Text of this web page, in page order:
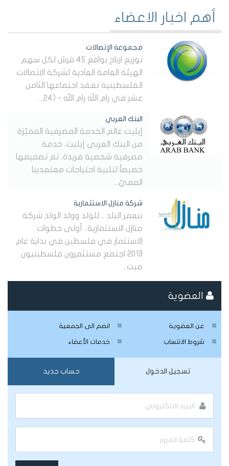
أهم اخبار الاعضاء
مجموعة الإتصالات
توزيع ارباح بواقع 45 قرش لكل سهم
الهيئة العامة العادية لشركة الاتصالات
الفلسطينية تعقد اجتماعها الثامن
عشر في رام الله رام الله - (24...
البنك العربي
إيليت عالم الخدمة المصرفية المميّزة
من البنك العربي إيليت، خدمة
مصرفية شخصية فريدة، تم تصميمها
خصيصاً لتلبية احتياجات معتمدينا
المميّ...
شركة منازل الاستثمارية
بنعمر البلد .. للولد وولد الولد شركة
منازل الاستثمارية.. أولى خطوات
الاستثمار في فلسطين في بداية عام
2013 اجتمع مستثمرون فلسطينيون
مبت...
العضوية
عن العضوية انضم الى الجمعية
شروط الانتساب خدمات الأعضاء
تسجيل الدخول حساب جديد